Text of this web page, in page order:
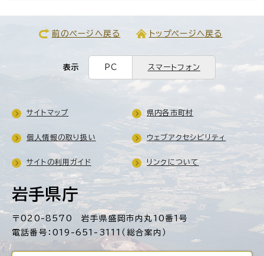
前のページへ戻る トップページへ戻る
表示 PC スマートフォン
岩手県庁
〒020-8570 岩手県盛岡市内丸10番1号
電話番号：019-651-3111（総合案内）
サイトマップ 県内各市町村
個人情報の取り扱い ウェブアクセシビリティ
サイトの利用ガイド リンクについて